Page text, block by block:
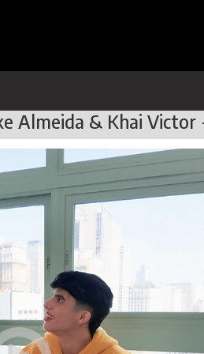
Almeida & Khai Victor